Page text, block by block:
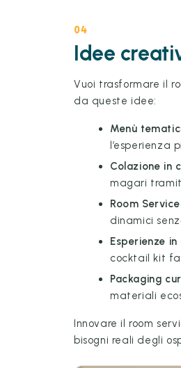
04
Idee
Vuoi trasformare il
da queste idee:
Menù
l’esperienza
Colazione in
magari
Room
dinamici
Esperienze
cocktail kit
Packaging
materiali
Innovare il room
bisogni reali degli